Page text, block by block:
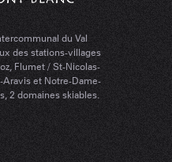
du Val
des stations-villages
Flumet / St-Nicolas-
Aravis et Notre-Dame-
2 domaines skiables.